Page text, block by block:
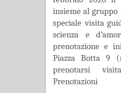
insieme al gruppo
speciale visita
scienza e
prenotazione e
Piazza Botta 9
prenotarsi
Prenotazioni